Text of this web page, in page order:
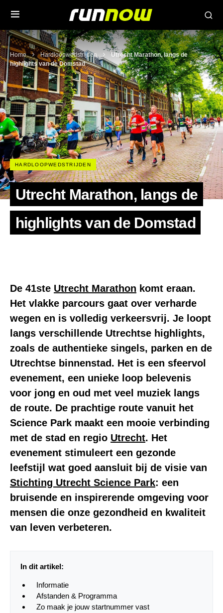
Home Hardloopwedstrijden
Utrecht Marathon, langs de
highlights van de Domstad
HARDLOOPWEDSTRIJDEN
Utrecht Marathon, langs de
highlights van de Domstad
De 41ste Utrecht Marathon komt eraan.
Het vlakke parcours gaat over verharde
wegen en is volledig verkeersvrij. Je loopt
langs verschillende Utrechtse highlights,
zoals de authentieke singels, parken en de
Utrechtse binnenstad. Het is een sfeervol
evenement, een unieke loop belevenis
voor jong en oud met veel muziek langs
de route. De prachtige route vanuit het
Science Park maakt een mooie verbinding
met de stad en regio Utrecht. Het
evenement stimuleert een gezonde
leefstijl wat goed aansluit bij de visie van
Stichting Utrecht Science Park: een
bruisende en inspirerende omgeving voor
mensen die onze gezondheid en kwaliteit
van leven verbeteren.
In dit artikel:
Informatie
Afstanden & Programma
Zo maak je jouw startnummer vast